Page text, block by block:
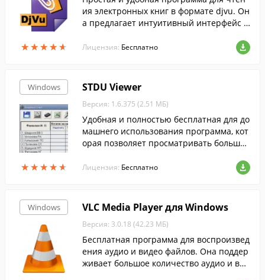
★★★★★
★★★★★
ия электронных книг в формате djvu. Он
а предлагает интуитивный интерфейс с
ражения страниц....
Лицензия: Бесплатно
Windows
★★★★★
★★★★★
STDU Viewer
Версия: 1.6.375 (2.51 МБ)
Удобная и полностью бесплатная для до
машнего использования программа, кот
орая позволяет просматривать большое
иксов.
Лицензия: Бесплатно
Windows VLC Media Player для Windows
Версия: 3.0.18 (42.23 МБ)
Бесплатная программа для воспроизвед
ения аудио и видео файлов. Она поддер
живает большое количество аудио и вид